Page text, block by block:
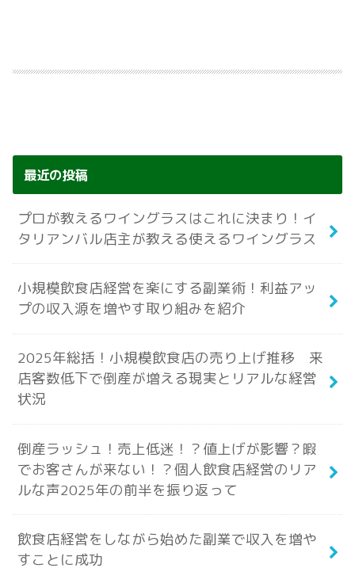
最近の投稿
プロが教えるワイングラスはこれに決まり！イ
タリアンバル店主が教える使えるワイングラス
小規模飲食店経営を楽にする副業術！利益アッ
プの収入源を増やす取り組みを紹介
2025年総括！小規模飲食店の売り上げ推移 来
店客数低下で倒産が増える現実とリアルな経営
状況
倒産ラッシュ！売上低迷！？値上げが影響？暇
でお客さんが来ない！？個人飲食店経営のリア
ルな声2025年の前半を振り返って
飲食店経営をしながら始めた副業で収入を増や
すことに成功